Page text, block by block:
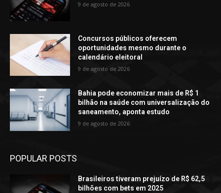
9 de agosto de 2026
Concursos públicos oferecem
oportunidades mesmo durante o
calendário eleitoral
9 de agosto de 2026
Bahia pode economizar mais de R$ 1
bilhão na saúde com universalização do
saneamento, aponta estudo
9 de agosto de 2026
POPULAR POSTS
Brasileiros tiveram prejuízo de R$ 62,5
bilhões com bets em 2025